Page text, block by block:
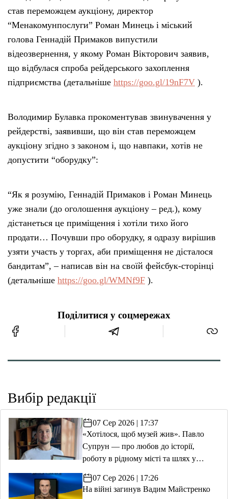
став переможцем аукціону, директор
“Менакомунпослуги” Роман Минець і міський
голова Геннадій Примаков випустили
відеозвернення, у якому Роман Вікторович заявив,
що відбулася спроба рейдерського захоплення
підприємства (детальніше https://goo.gl/19nF7V ).
Володимир Булавка прокоментував звинувачення у
рейдерстві, заявивши, що він став переможцем
аукціону згідно з законом і, що навпаки, хотів не
допустити “оборудку”:
“Як я розумію, Геннадій Примаков і Роман Минець
уже знали (до оголошення аукціону – ред.), кому
дістанеться це приміщення і хотіли тихо його
продати… Почувши про оборудку, я одразу вирішив
узяти участь у торгах, аби приміщення не дісталося
бандитам”, – написав він на своїй фейсбук-сторінці
(детальніше https://goo.gl/WMNf9F ).
Поділитися у соцмережах
Вибір редакції
07 Сер 2026 | 17:37
«Хотілося, щоб музей жив». Павло
Супрун — про любов до історії,
роботу в рідному місті та шлях у
07 Сер 2026 | 17:26
На війні загинув Вадим Майстренко